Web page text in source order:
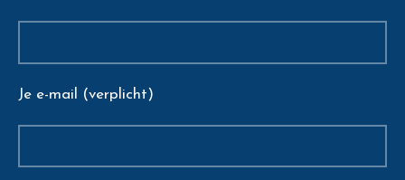
Je e-mail (verplicht)